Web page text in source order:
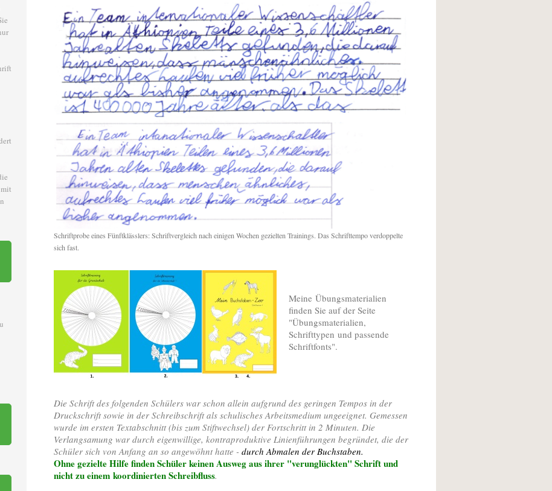
Schriftprobe eines Fünftklässlers: Schriftvergleich nach einigen Wochen gezielten Trainings. Das Schrifttempo verdoppelte
sich fast.
Meine Übungsmaterialien
finden Sie auf der Seite
"Übungsmaterialien,
Schrifttypen und passende
Schriftfonts".
Die Schrift des folgenden Schülers war schon allein aufgrund des geringen Tempos in der
Druckschrift sowie in der Schreibschrift als schulisches Arbeitsmedium ungeeignet. Gemessen
wurde im ersten Textabschnitt (bis zum Stiftwechsel) der Fortschritt in 2 Minuten. Die
Verlangsamung war durch eigenwillige, kontraproduktive Linienführungen begründet, die der
Schüler sich von Anfang an so angewöhnt hatte -durch Abmalen der Buchstaben.
Ohne gezielte Hilfe finden Schüler keinen Ausweg aus ihrer "verunglückten" Schrift und
nicht zu einem koordinierten Schreibfluss.